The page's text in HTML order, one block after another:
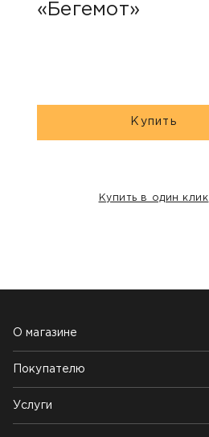
«Бегемот»
Купить
Купить в один клик
О магазине
Почему выбирают нас
Контакты
Блог
Покупателю
Возврат товара
Как заказать
Услуги